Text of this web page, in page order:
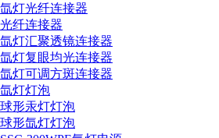
氙灯光纤连接器
光纤连接器
氙灯汇聚透镜连接器
氙灯复眼均光连接器
氙灯可调方斑连接器
氙灯灯泡
球形汞灯灯泡
球形氙灯灯泡